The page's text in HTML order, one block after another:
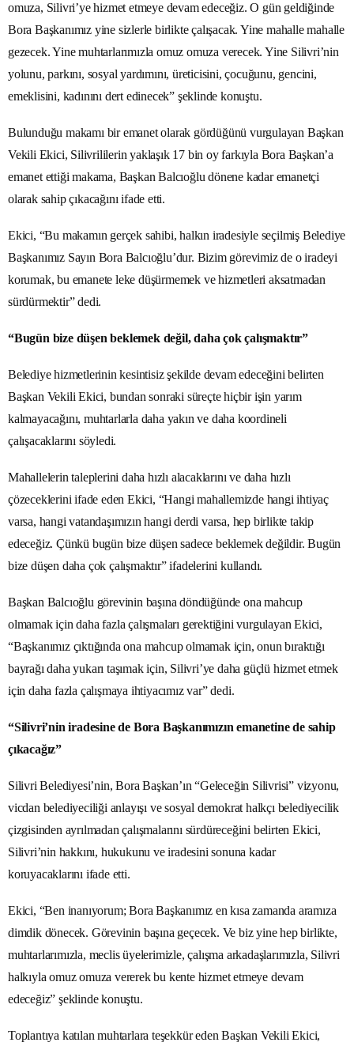
omuza, Silivri’ye hizmet etmeye devam edeceğiz. O gün geldiğinde
Bora Başkanımız yine sizlerle birlikte çalışacak. Yine mahalle mahalle
gezecek. Yine muhtarlarımızla omuz omuza verecek. Yine Silivri’nin
yolunu, parkını, sosyal yardımını, üreticisini, çocuğunu, gencini,
emeklisini, kadınını dert edinecek” şeklinde konuştu.
Bulunduğu makamı bir emanet olarak gördüğünü vurgulayan Başkan
Vekili Ekici, Silivrililerin yaklaşık 17 bin oy farkıyla Bora Başkan’a
emanet ettiği makama, Başkan Balcıoğlu dönene kadar emanetçi
olarak sahip çıkacağını ifade etti.
Ekici, “Bu makamın gerçek sahibi, halkın iradesiyle seçilmiş Belediye
Başkanımız Sayın Bora Balcıoğlu’dur. Bizim görevimiz de o iradeyi
korumak, bu emanete leke düşürmemek ve hizmetleri aksatmadan
sürdürmektir” dedi.
“Bugün bize düşen beklemek değil, daha çok çalışmaktır”
Belediye hizmetlerinin kesintisiz şekilde devam edeceğini belirten
Başkan Vekili Ekici, bundan sonraki süreçte hiçbir işin yarım
kalmayacağını, muhtarlarla daha yakın ve daha koordineli
çalışacaklarını söyledi.
Mahallelerin taleplerini daha hızlı alacaklarını ve daha hızlı
çözeceklerini ifade eden Ekici, “Hangi mahallemizde hangi ihtiyaç
varsa, hangi vatandaşımızın hangi derdi varsa, hep birlikte takip
edeceğiz. Çünkü bugün bize düşen sadece beklemek değildir. Bugün
bize düşen daha çok çalışmaktır” ifadelerini kullandı.
Başkan Balcıoğlu görevinin başına döndüğünde ona mahcup
olmamak için daha fazla çalışmaları gerektiğini vurgulayan Ekici,
“Başkanımız çıktığında ona mahcup olmamak için, onun bıraktığı
bayrağı daha yukarı taşımak için, Silivri’ye daha güçlü hizmet etmek
için daha fazla çalışmaya ihtiyacımız var” dedi.
“Silivri’nin iradesine de Bora Başkanımızın emanetine de sahip
çıkacağız”
Silivri Belediyesi’nin, Bora Başkan’ın “Geleceğin Silivrisi” vizyonu,
vicdan belediyeciliği anlayışı ve sosyal demokrat halkçı belediyecilik
çizgisinden ayrılmadan çalışmalarını sürdüreceğini belirten Ekici,
Silivri’nin hakkını, hukukunu ve iradesini sonuna kadar
koruyacaklarını ifade etti.
Ekici, “Ben inanıyorum; Bora Başkanımız en kısa zamanda aramıza
dimdik dönecek. Görevinin başına geçecek. Ve biz yine hep birlikte,
muhtarlarımızla, meclis üyelerimizle, çalışma arkadaşlarımızla, Silivri
halkıyla omuz omuza vererek bu kente hizmet etmeye devam
edeceğiz” şeklinde konuştu.
Toplantıya katılan muhtarlara teşekkür eden Başkan Vekili Ekici,